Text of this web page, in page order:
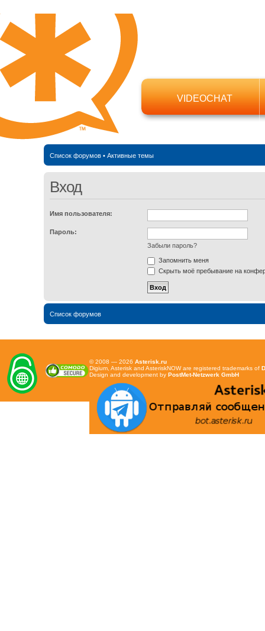
VIDEOCHAT
Список форумов• Активные темы
Вход
Имя пользователя:
Пароль:
Забыли пароль?
Запомнить меня
Скрыть моё пребывание на
Список форумов
© 2008 — 2026 Asterisk.ru
Digium, Asterisk and AsteriskNOW are registered trademarks of
Design and development by PostMet-Netzwerk GmbH